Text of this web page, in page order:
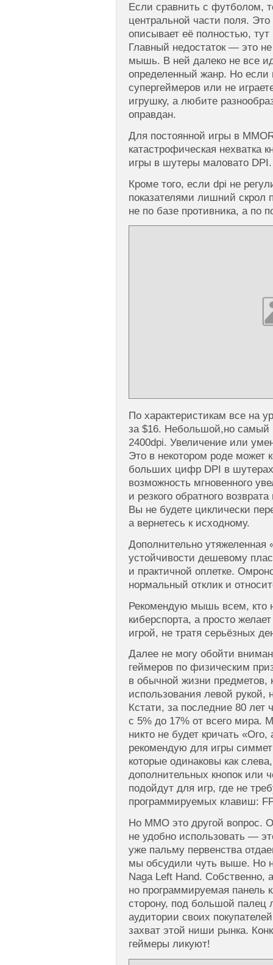
Если сравнить с футболом,
центральной части поля.
описывает её полностью,
Главный недостаток — это
мышь. В ней далеко не все
определенный жанр. Но если
супергеймеров или не
игрушку, а любите
оправдан.
Для постоянной игры в
катастрофическая нехватка
игры в шутеры маловато DPI.
Кроме того, если dpi не
показателями лишний скрол
не по базе противника, а по
По характеристикам все на
за $16. Небольшой,но самый
2400dpi. Увеличение или
Это в некотором роде может
больших цифр DPI в
возможность мгновенного
и резкого обратного
Вы не будете циклически
а вернетесь к исходному.
Дополнительно
устойчивости дешевому
и практичной оплетке.
нормальный отклик и
Рекомендую мышь всем, кто
киберспорта, а просто
игрой, не тратя серьёзных
Далее не могу обойти
геймеров по физическим
в обычной жизни предметов,
использования левой рукой,
Кстати, за последние 80
с 5% до 17% от всего мира.
никто не будет кричать
рекомендую для игры
которые одинаковы как
дополнительных кнопок или
подойдут для игр, где не
программируемых клавиш:
Но ММО это другой вопрос.
не удобно использовать —
уже пальму первенства
мы обсудили чуть выше. Но
Naga Left Hand.
но программируемая панель
сторону, под большой палец
аудитории своих
захват этой ниши рынка.
геймеры ликуют!